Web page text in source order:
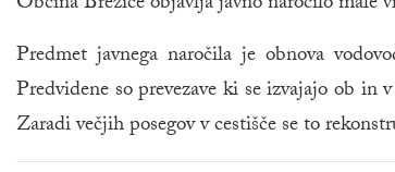
Predmet javnega naročila je obnova
Predvidene so prevezave ki se izvajajo ob
Zaradi večjih posegov v cestišče se to